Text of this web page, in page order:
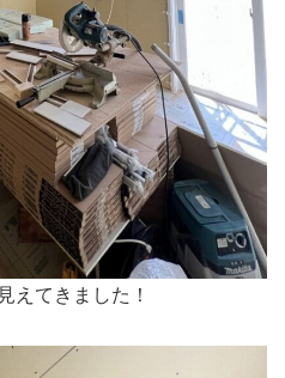
えてきました！